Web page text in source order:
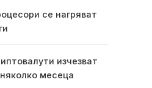
се нагряват
изчезват
месеца